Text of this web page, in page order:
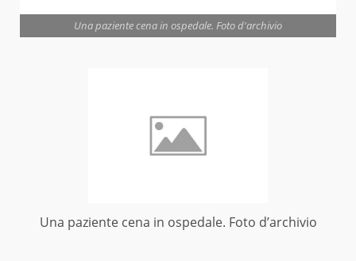
Una paziente cena in ospedale. Foto d'archivio
Una paziente cena in ospedale. Foto d’archivio